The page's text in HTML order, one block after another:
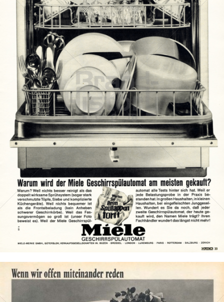
Miele Miele & Cie. KG 1964
Bild-ID: 14793